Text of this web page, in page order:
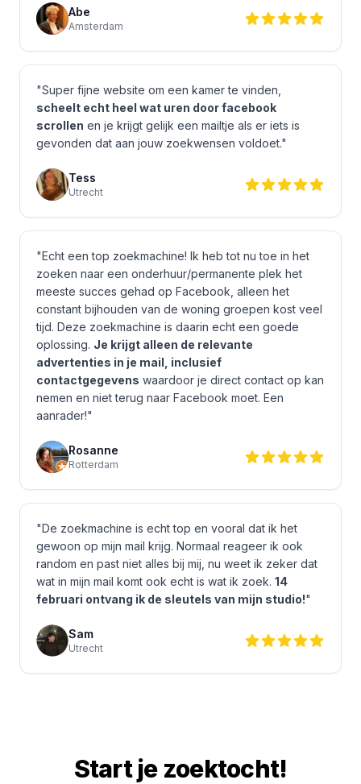
Abe
Amsterdam
"Super fijne website om een kamer te vinden,
scheelt echt heel wat uren door facebook
scrollen en je krijgt gelijk een mailtje als er iets is
gevonden dat aan jouw zoekwensen voldoet."
Tess
Utrecht
"Echt een top zoekmachine! Ik heb tot nu toe in het
zoeken naar een onderhuur/permanente plek het
meeste succes gehad op Facebook, alleen het
constant bijhouden van de woning groepen kost veel
tijd. Deze zoekmachine is daarin echt een goede
oplossing. Je krijgt alleen de relevante
advertenties in je mail, inclusief
contactgegevens waardoor je direct contact op kan
nemen en niet terug naar Facebook moet. Een
aanrader!"
Rosanne
Rotterdam
"De zoekmachine is echt top en vooral dat ik het
gewoon op mijn mail krijg. Normaal reageer ik ook
random en past niet alles bij mij, nu weet ik zeker dat
wat in mijn mail komt ook echt is wat ik zoek. 14
februari ontvang ik de sleutels van mijn studio!"
Sam
Utrecht
Start je zoektocht!